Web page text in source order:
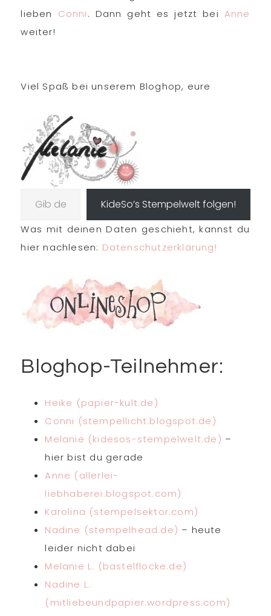
lieben Conni. Dann geht es jetzt bei Anne
weiter!
Viel Spaß bei unserem Bloghop, eure
KideSo’s Stempelwelt folgen!
Was mit deinen Daten geschieht, kannst du
hier nachlesen: Datenschutzerklärung!
Bloghop-Teilnehmer:
Heike (papier-kult.de)
Conni (stempellicht.blogspot.de)
Melanie (kidesos-stempelwelt.de) –
hier bist du gerade
Anne (allerlei-
liebhaberei.blogspot.com)
Karolina (stempelsektor.com)
Nadine (stempelhead.de) – heute
leider nicht dabei
Melanie L. (bastelflocke.de)
Nadine L.
(mitliebeundpapier.wordpress.com)